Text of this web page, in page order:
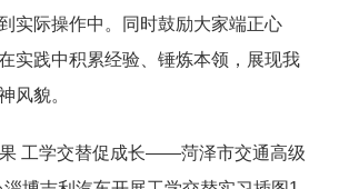
实际操作中。同时鼓励大家端正心
实践中积累经验、锤炼本领，展现我
风貌。